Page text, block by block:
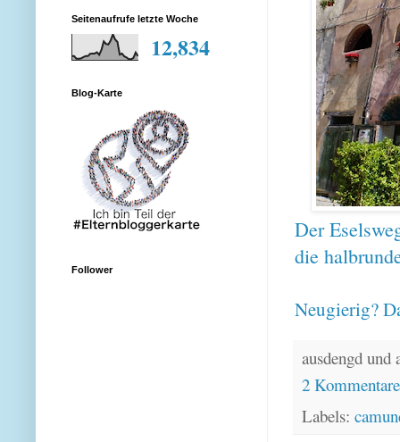
Der
die
Neugierig?
ausdengd
2
Labels:
Seitenaufrufe letzte Woche
12,834
Blog-Karte
Follower